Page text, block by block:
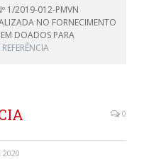
1/2019-012-PMVN
NO FORNECIMENTO
DOADOS PARA
0
2020